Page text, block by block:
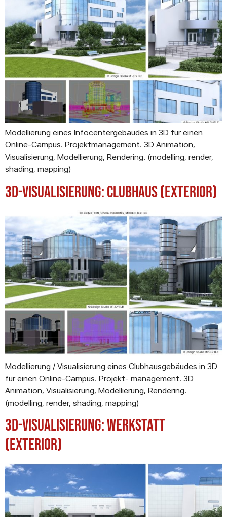
Modellierung eines Infocentergebäudes in 3D für einen
Online-Campus. Projektmanagement. 3D Animation,
Visualisierung, Modellierung, Rendering. (modelling, render,
shading, mapping)
3D-Visualisierung: Clubhaus (Exterior)
Modellierung / Visualisierung eines Clubhausgebäudes in 3D
für einen Online-Campus. Projekt- management. 3D
Animation, Visualisierung, Modellierung, Rendering.
(modelling, render, shading, mapping)
3D-Visualisierung: Werkstatt
(Exterior)